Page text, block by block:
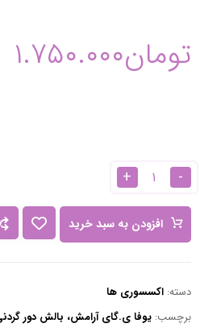
تومان۱.۷۵۰.۰۰۰
-
+
افزودن به سبد خرید
دسته:اکسسوری ها
برچسب:یوفا ی.گای آرامش، بالش دور